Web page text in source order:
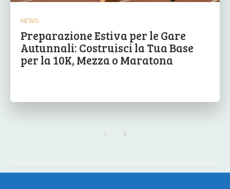
NEWS
Preparazione Estiva per le Gare
Autunnali: Costruisci la Tua Base
per la 10K, Mezza o Maratona